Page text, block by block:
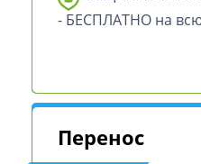
- БЕСПЛАТНО на
Перенос